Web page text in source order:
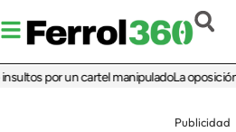
por un cartel manipuladoLa oposición
Publicidad